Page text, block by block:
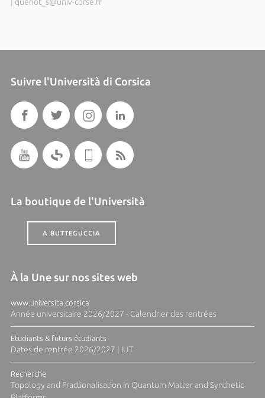
Suivre l'Università di Corsica
La boutique de l'Università
A BUTTEGUCCIA
À la Une sur nos sites web
www.universita.corsica
Année universitaire 2026/2027 - Calendrier des rentrées
Etudiants & futurs étudiants
Dates de rentrée 2026/2027 | IUT
Recherche
Topology and Fractionalisation in Quantum Matter and Synthetic